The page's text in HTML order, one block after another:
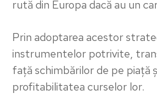
rută din Europa dacă au un
Prin adoptarea acestor
instrumentelor potrivite,
față schimbărilor de pe piață
profitabilitatea curselor lor.